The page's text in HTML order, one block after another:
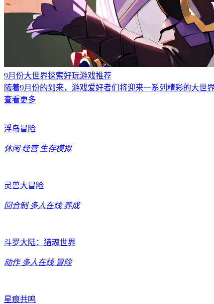
9月份大世界探索好玩游戏推荐
随着9月份的到来，游戏爱好者们将迎来一系列精彩的大世
查看更多
浮岛冒险
休闲 经营 生存模拟
灵兽大冒险
回合制 多人在线 养成
斗罗大陆：猎魂世界
动作 多人在线 冒险
星痕共鸣